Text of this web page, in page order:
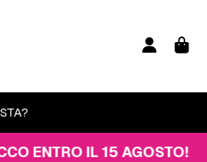
IL 15 AGOSTO!